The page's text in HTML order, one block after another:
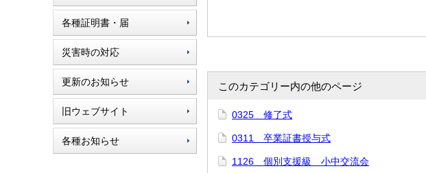
各種証明書・届
災害時の対応
更新のお知らせ
旧ウェブサイト
各種お知らせ
このカテゴリー内の他のページ
0325 修了式
0311 卒業証書授与式
1126 個別支援級 小中交流会